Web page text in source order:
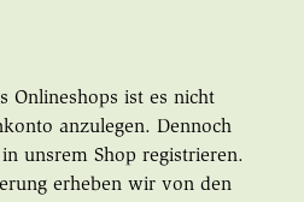
Onlineshops ist es nicht
anzulegen. Dennoch
unsrem Shop registrieren.
erheben wir von den